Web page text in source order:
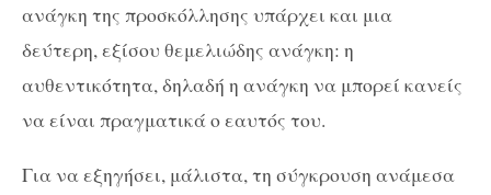
ανάγκη της προσκόλλησης υπάρχει και μια
δεύτερη, εξίσου θεμελιώδης ανάγκη: η
αυθεντικότητα, δηλαδή η ανάγκη να μπορεί κανείς
να είναι πραγματικά ο εαυτός του.
Για να εξηγήσει, μάλιστα, τη σύγκρουση ανάμεσα